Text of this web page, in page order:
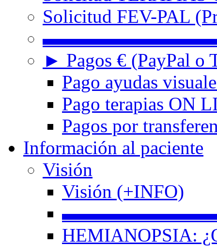
Solicitud FEV-PAL
► Pagos € (PayPal o
Pago ayudas
Pago terapias ON
Pagos por
Información al paciente
Visión
Visión (+INFO)
HEMIANOPSIA: